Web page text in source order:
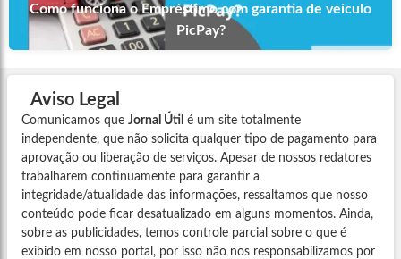
Como funciona o Empréstimo com garantia de veículo
PicPay?
Aviso Legal
Comunicamos que Jornal Útil é um site totalmente
independente, que não solicita qualquer tipo de pagamento para
aprovação ou liberação de serviços. Apesar de nossos redatores
trabalharem continuamente para garantir a
integridade/atualidade das informações, ressaltamos que nosso
conteúdo pode ficar desatualizado em alguns momentos. Ainda,
sobre as publicidades, temos controle parcial sobre o que é
exibido em nosso portal, por isso não nos responsabilizamos por